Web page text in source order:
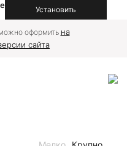
Установить
оформить на
сайта